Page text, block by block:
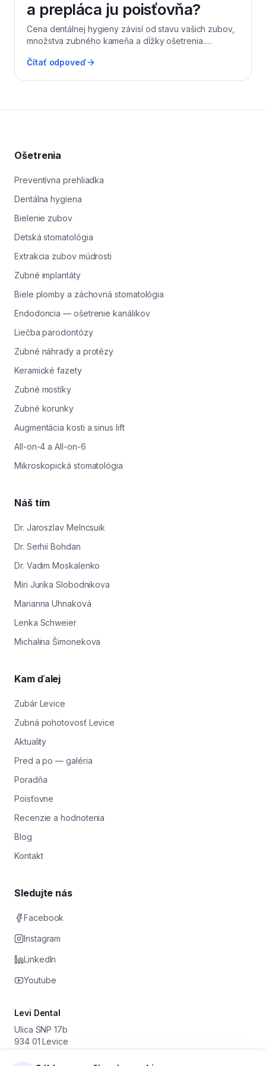
a prepláca ju poisťovňa?
Cena dentálnej hygieny závisí od stavu vašich zubov,
množstva zubného kameňa a dĺžky ošetrenia.
súkromné ambulancie v regióne Levice. Zdravotné
a deti. V Levi Dental v Leviciach vám po hygiene
– stačí zadať „príspevok na dentálnu hygienu".
Čítať odpoveď
Ošetrenia
Preventívna prehliadka
Dentálna hygiena
Bielenie zubov
Detská stomatológia
Extrakcia zubov múdrosti
Zubné implantáty
Biele plomby a záchovná stomatológia
Endodoncia — ošetrenie kanálikov
Liečba parodontózy
Zubné náhrady a protézy
Keramické fazety
Zubné mostíky
Zubné korunky
Augmentácia kosti a sinus lift
All-on-4 a All-on-6
Mikroskopická stomatológia
Náš tím
Dr. Jaroszlav Melncsuik
Dr. Serhií Bohdan
Dr. Vadim Moskalenko
Miri Jurika Slobodnikova
Marianna Uhnaková
Lenka Schweier
Michalina Šimonekova
Kam ďalej
Zubár Levice
Zubná pohotovosť Levice
Aktuality
Pred a po — galéria
Poradňa
Poisťovne
Recenzie a hodnotenia
Blog
Kontakt
Sledujte nás
Facebook
Instagram
LinkedIn
Youtube
Levi Dental
Ulica SNP 17b
934 01 Levice